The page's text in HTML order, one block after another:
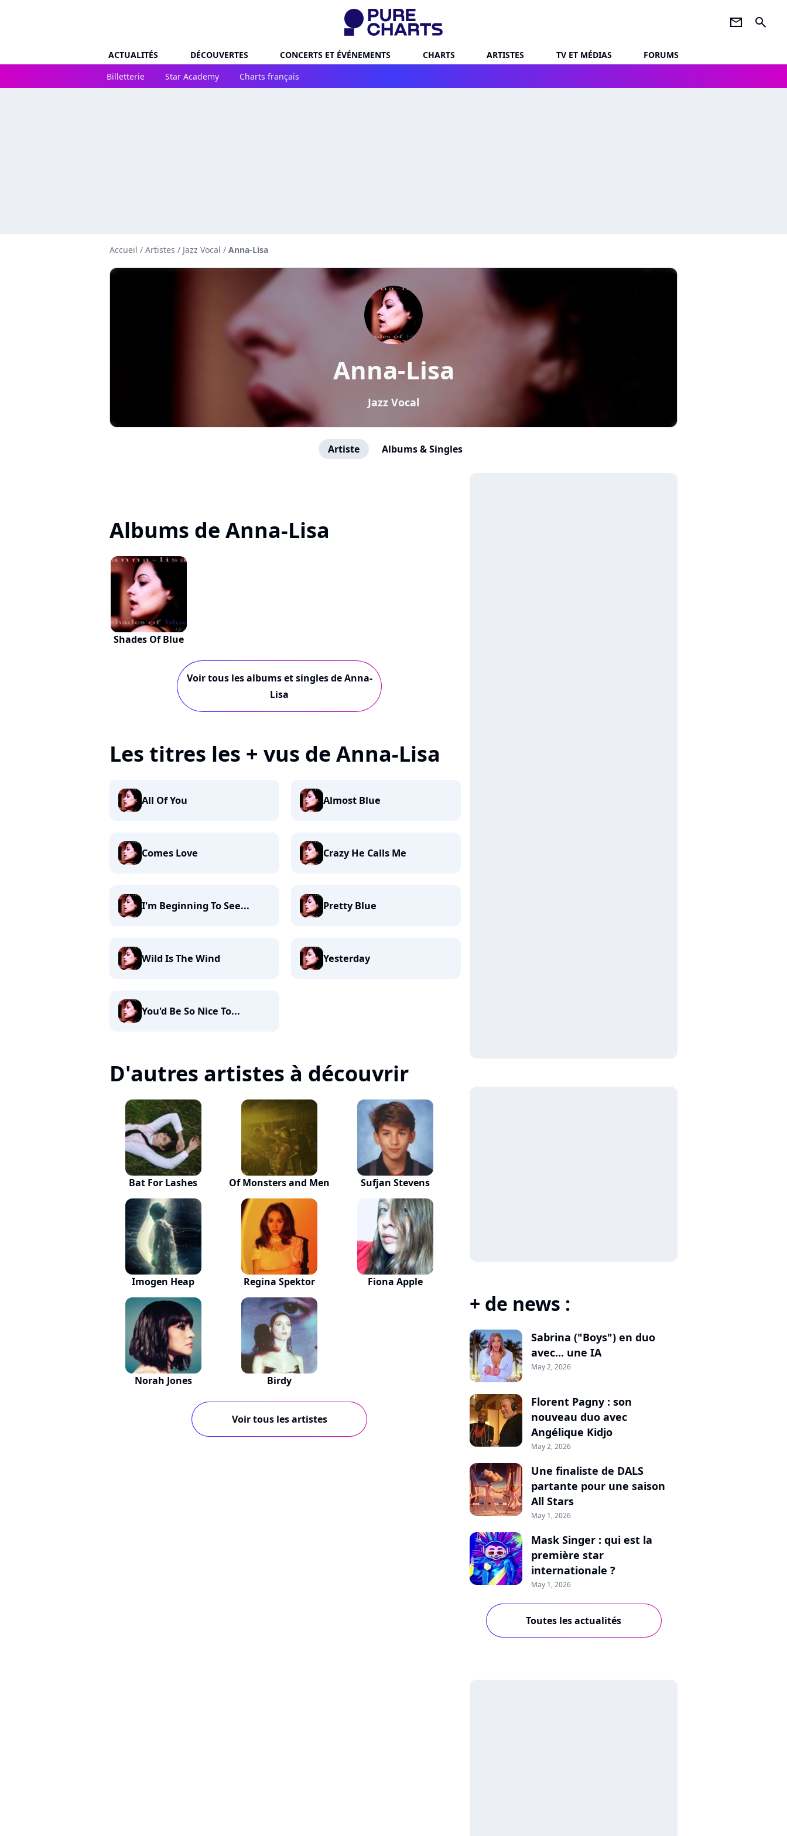
newsletter search
ACTUALITÉS DÉCOUVERTES CONCERTS ET ÉVÉNEMENTS CHARTS ARTISTES TV ET MÉDIAS
FORUMS
Billetterie
Star Academy Charts français
Accueil / Artistes / Jazz Vocal / Anna-Lisa
Anna-Lisa
Jazz Vocal
Artiste Albums & Singles
Albums de Anna-Lisa
Shades Of Blue
Voir tous les albums et singles de Anna-
Lisa
Les titres les + vus de Anna-Lisa
All Of You Almost Blue
Comes Love Crazy He Calls Me
I'm Beginning To See... Pretty Blue
Wild Is The Wind Yesterday
You'd Be So Nice To...
D'autres artistes à découvrir
Bat For Lashes Of Monsters and Men Sufjan Stevens
Imogen Heap Regina Spektor Fiona Apple
Norah Jones Birdy
Voir tous les artistes
+ de news :
Sabrina ("Boys") en duo
avec... une IA
May 2, 2026
Florent Pagny : son
nouveau duo avec
Angélique Kidjo
May 2, 2026
Une finaliste de DALS
partante pour une saison
All Stars
May 1, 2026
Mask Singer : qui est la
première star
internationale ?
May 1, 2026
Toutes les actualités